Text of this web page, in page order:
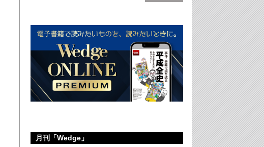
月刊「Wedge」